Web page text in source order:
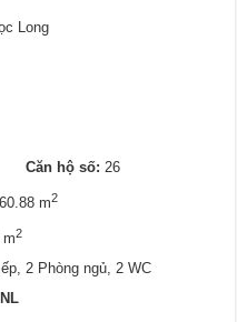
Long
Căn hộ số: 26
60.88 m2
m2
2 Phòng ngủ, 2 WC